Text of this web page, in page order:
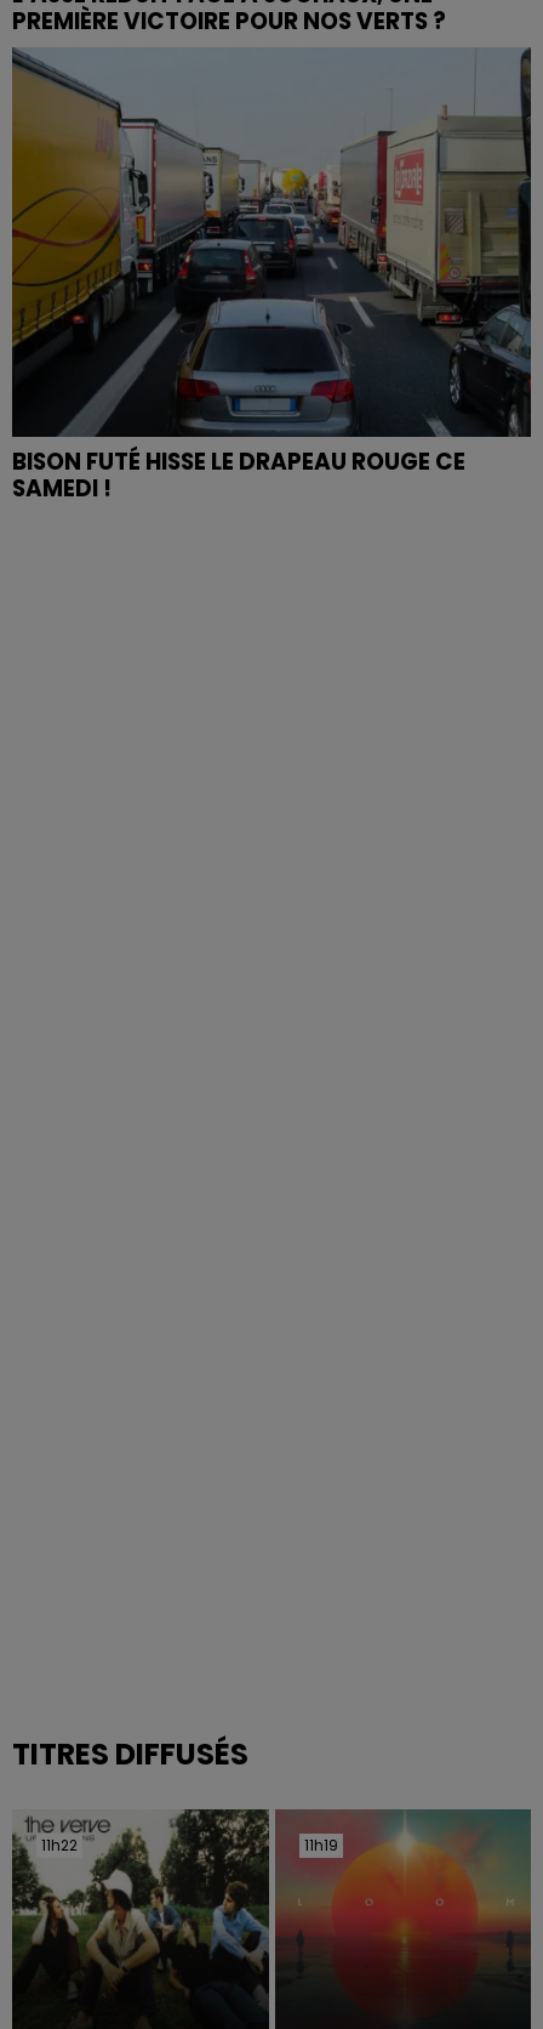
PREMIÈRE VICTOIRE POUR NOS VERTS ?
BISON FUTÉ HISSE LE DRAPEAU ROUGE CE
SAMEDI !
TITRES DIFFUSÉS
11h22
11h22 11h19
11h19